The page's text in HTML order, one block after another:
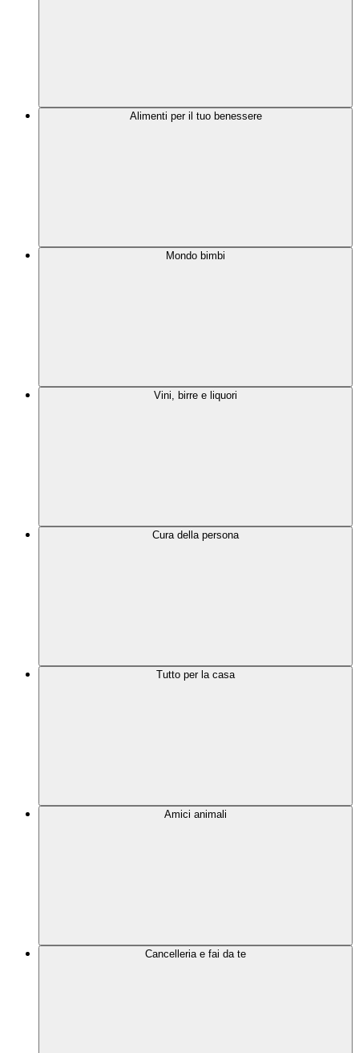
Alimenti per il tuo benessere
Mondo bimbi
Vini, birre e liquori
Cura della persona
Tutto per la casa
Amici animali
Cancelleria e fai da te